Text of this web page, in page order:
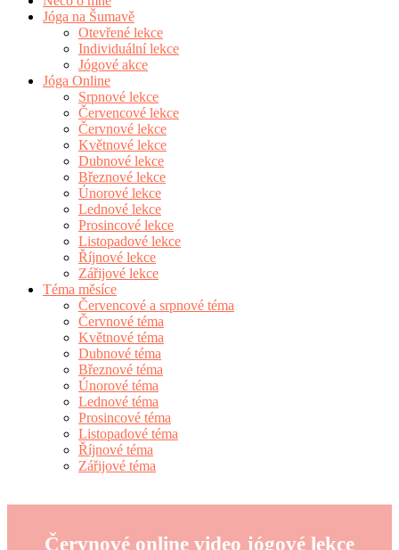
Jóga na Šumavě
Otevřené lekce
Individuální lekce
Jógové akce
Jóga Online
Srpnové lekce
Červencové lekce
Červnové lekce
Květnové lekce
Dubnové lekce
Březnové lekce
Únorové lekce
Lednové lekce
Prosincové lekce
Listopadové lekce
Říjnové lekce
Zářijové lekce
Téma měsíce
Červencové a srpnové téma
Červnové téma
Květnové téma
Dubnové téma
Březnové téma
Únorové téma
Lednové téma
Prosincové téma
Listopadové téma
Říjnové téma
Zářijové téma
Červnové online video jógové lekce